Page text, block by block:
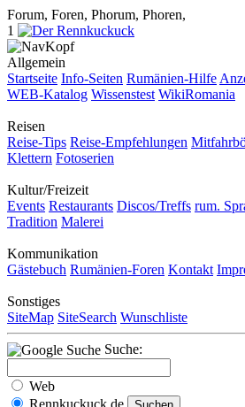
Forum, Foren, Phorum, Phoren,
1
Allgemein
Startseite Info-Seiten Rumänien-Hilfe
WEB-Katalog Wissenstest WikiRomania
Reisen
Reise-Tips Reise-Empfehlungen
Klettern Fotoserien
Kultur/Freizeit
Events Restaurants Discos/Treffs rum.
Tradition Malerei
Kommunikation
Gästebuch Rumänien-Foren Kontakt
Sonstiges
SiteMap SiteSearch Wunschliste
Suche:
Web